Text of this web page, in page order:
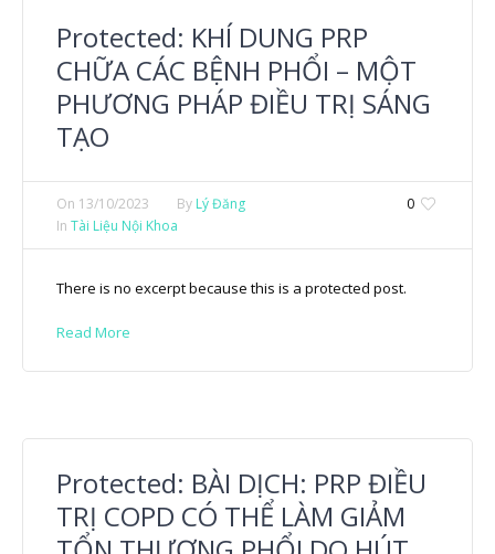
Protected: KHÍ DUNG PRP
CHỮA CÁC BỆNH PHỔI – MỘT
PHƯƠNG PHÁP ĐIỀU TRỊ SÁNG
TẠO
0
On 13/10/2023 By Lý Đăng
In Tài Liệu Nội Khoa
There is no excerpt because this is a protected post.
Read More
Protected: BÀI DỊCH: PRP ĐIỀU
TRỊ COPD CÓ THỂ LÀM GIẢM